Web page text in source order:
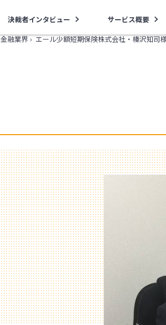
決裁者インタビュー サービス概要
金融業界 › エール少額短期保険株式会社・榛沢知司